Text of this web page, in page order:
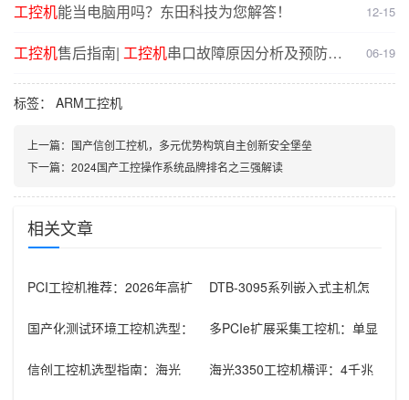
工控机能当电脑用吗？东田科技为您解答！ 12-15
工控机售后指南| 工控机串口故障原因分析及预防解
决方案
06-19
标签： ARM工控机
上一篇： 国产信创工控机，多元优势构筑自主创新安全堡垒
下一篇： 2024国产工控操作系统品牌排名之三强解读
相关文章
PCI工控机推荐：2026年高扩
DTB-3095系列嵌入式主机怎
国产化测试环境工控机选型：
势
多PCIe扩展采集工控机：单显
信创工控机选型指南：海光
海光3350工控机横评：4千兆